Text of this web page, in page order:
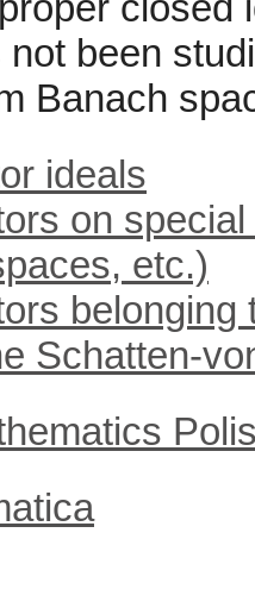
been
Banach
ideals
on
etc.)
Schatten-